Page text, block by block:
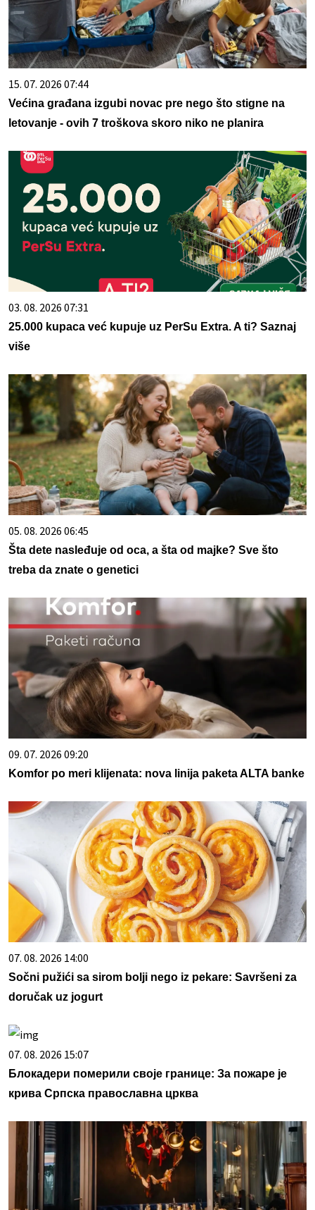
15. 07. 2026 07:44
Većina građana izgubi novac pre nego što stigne na
letovanje - ovih 7 troškova skoro niko ne planira
03. 08. 2026 07:31
25.000 kupaca već kupuje uz PerSu Extra. A ti? Saznaj
više
05. 08. 2026 06:45
Šta dete nasleđuje od oca, a šta od majke? Sve što
treba da znate o genetici
09. 07. 2026 09:20
Komfor po meri klijenata: nova linija paketa ALTA banke
07. 08. 2026 14:00
Sočni pužići sa sirom bolji nego iz pekare: Savršeni za
doručak uz jogurt
07. 08. 2026 15:07
Блокадери померили своје границе: За пожаре је
крива Српска православна црква